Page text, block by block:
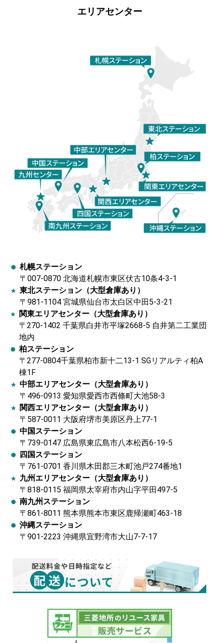
エリアセンター
札幌ステーション
〒007-0870 北海道札幌市東区伏古10条4-3-1
東北ステーション（大型倉庫あり）
〒981-1104 宮城県仙台市太白区中田5-3-21
関東エリアセンター（大型倉庫あり）
〒270-1402 千葉県白井市平塚2668-5 自井第二工業団
地内
柏ステーション
〒277-0804千葉県柏市新十二13-1 SGリアルティ柏A
棟1F
中部エリアセンター（大型倉庫あり）
〒496-0913 愛知県愛西市西條町大池58-3
関西エリアセンター（大型倉庫あり）
〒587-0011 大阪府堺市美原区丹上77-1
中国ステーション
〒739-0147 広島県東広島市八本松西6-19-5
四国ステーション
〒761-0701 香川県木田郡三木町池戸274番地1
九州エリアセンター（大型倉庫あり）
〒818-0115 福岡県太宰府市内山字平田497-5
南九州ステーション
〒861-8011 熊本県熊本市東区鹿帰瀬町463-18
沖縄ステーション
〒901-2223 沖縄県宜野湾市大山7-7-17